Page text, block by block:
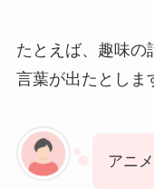
たとえば、趣味の
言葉が出たとしま
アニ